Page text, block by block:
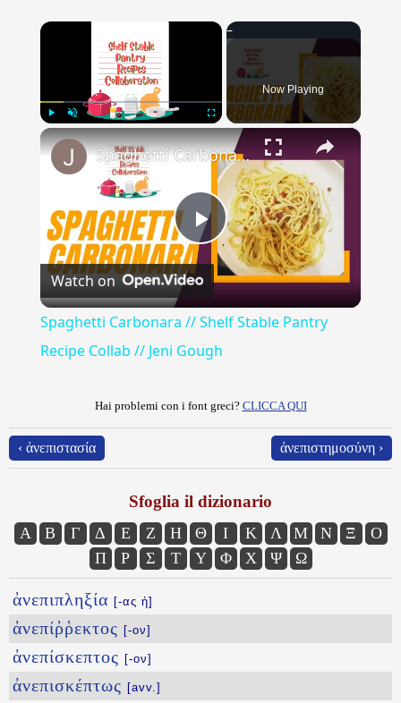
×
Fullscreen
Now Playing
×
Play
Video
Spaghetti Carbonara // Shelf Stable Pantry Recipe Collab // Jeni Gough
Watch on
Spaghetti Carbonara // Shelf Stable Pantry
Recipe Collab // Jeni Gough
Hai problemi con i font greci? CLICCA QUI
‹ ἀνεπιστασία ἀνεπιστημοσύνη ›
Sfoglia il dizionario
Α Β Γ Δ Ε Ζ Η Θ Ι Κ Λ Μ Ν Ξ
Ο
Π
Ρ Σ Τ Υ Φ Χ Ψ Ω
ἀνεπιπληξία [-ας ἡ]
ἀνεπίῤῥεκτος [-ον]
ἀνεπίσκεπτος [-ον]
ἀνεπισκέπτως [avv.]